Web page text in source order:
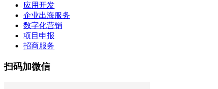
应用开发
企业出海服务
数字化营销
项目申报
招商服务
扫码加微信